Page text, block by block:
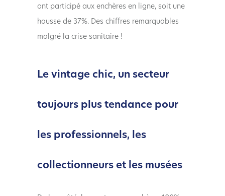
ont participé aux enchères en ligne, soit une
hausse de 37%. Des chiffres remarquables
malgré la crise sanitaire !
Le vintage chic, un secteur
toujours plus tendance pour
les professionnels, les
collectionneurs et les musées